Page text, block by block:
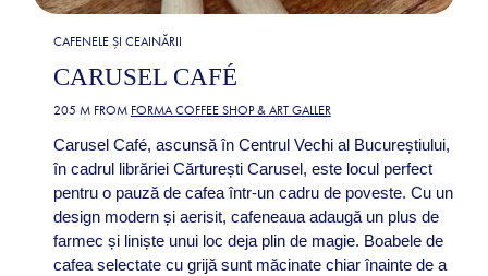
CAFENELE ȘI CEAINĂRII
CARUSEL CAFÉ
205 M FROM FORMA COFFEE SHOP & ART GALLER
Carusel Café, ascunsă în Centrul Vechi al Bucureștiului,
în cadrul librăriei Cărturești Carusel, este locul perfect
pentru o pauză de cafea într-un cadru de poveste. Cu un
design modern și aerisit, cafeneaua adaugă un plus de
farmec și liniște unui loc deja plin de magie. Boabele de
cafea selectate cu grijă sunt măcinate chiar înainte de a